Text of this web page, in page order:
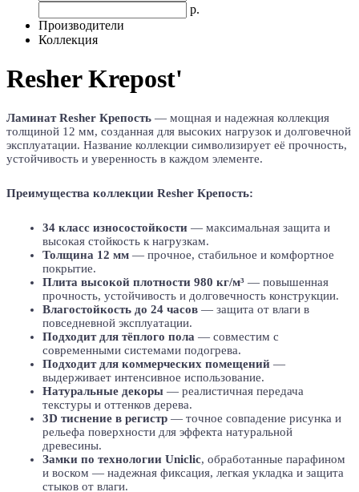
р.
Производители
Коллекция
Resher Krepost'
Ламинат Resher Крепость — мощная и надежная коллекция
толщиной 12 мм, созданная для высоких нагрузок и долговечной
эксплуатации. Название коллекции символизирует её прочность,
устойчивость и уверенность в каждом элементе.
Преимущества коллекции Resher Крепость:
34 класс износостойкости — максимальная защита и
высокая стойкость к нагрузкам.
Толщина 12 мм — прочное, стабильное и комфортное
покрытие.
Плита высокой плотности 980 кг/м³ — повышенная
прочность, устойчивость и долговечность конструкции.
Влагостойкость до 24 часов — защита от влаги в
повседневной эксплуатации.
Подходит для тёплого пола — совместим с
современными системами подогрева.
Подходит для коммерческих помещений —
выдерживает интенсивное использование.
Натуральные декоры — реалистичная передача
текстуры и оттенков дерева.
3D тиснение в регистр — точное совпадение рисунка и
рельефа поверхности для эффекта натуральной
древесины.
Замки по технологии Uniclic, обработанные парафином
и воском — надежная фиксация, легкая укладка и защита
стыков от влаги.